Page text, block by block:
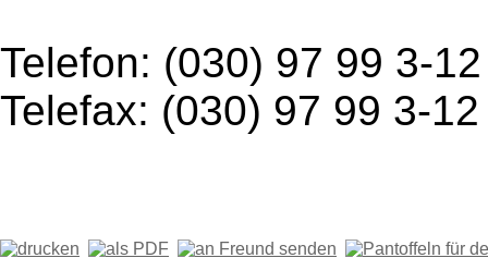
Telefon: (030) 97 99 3-
Telefax: (030) 97 99 3-